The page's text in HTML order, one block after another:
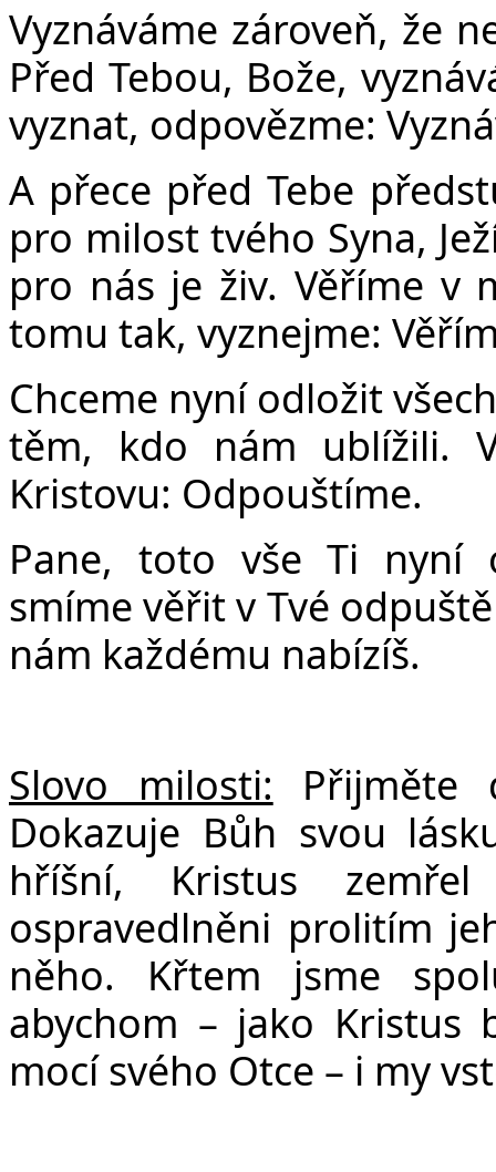
Vyznáváme zároveň, že
Před Tebou, Bože,
vyznat, odpovězme:
A přece před Tebe
pro milost tvého Syna,
pro nás je živ. Věříme v
tomu tak, vyznejme:
Chceme nyní odložit
těm, kdo nám ublížili.
Kristovu: Odpouštíme.
Pane, toto vše Ti nyní
smíme věřit v Tvé
nám každému nabízíš.
Slovo milosti:
Přijměte
Dokazuje Bůh svou
hříšní, Kristus
ospravedlněni prolitím
něho. Křtem jsme
abychom – jako Kristus
mocí svého Otce – i my